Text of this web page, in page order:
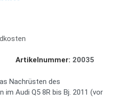
Artikelnummer: 20035
Nachrüsten des
im Audi Q5 8R bis Bj. 2011 (vor